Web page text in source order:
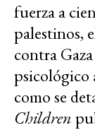
fuerza a
palestinos,
contra
psicológico
como se
Children